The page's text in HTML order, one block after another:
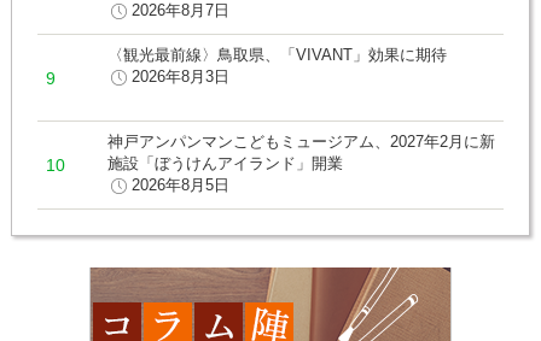
2026年8月7日
〈観光最前線〉鳥取県、「VIVANT」効果に期待
2026年8月3日
神戸アンパンマンこどもミュージアム、2027年2月に新
施設「ぼうけんアイランド」開業
2026年8月5日